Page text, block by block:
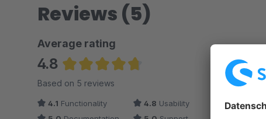
Reviews (5)
Average rating
4.8
Average rating of 4.8 out of 5 stars
Based on 5 reviews
4.1 Functionality 4.8 Usability